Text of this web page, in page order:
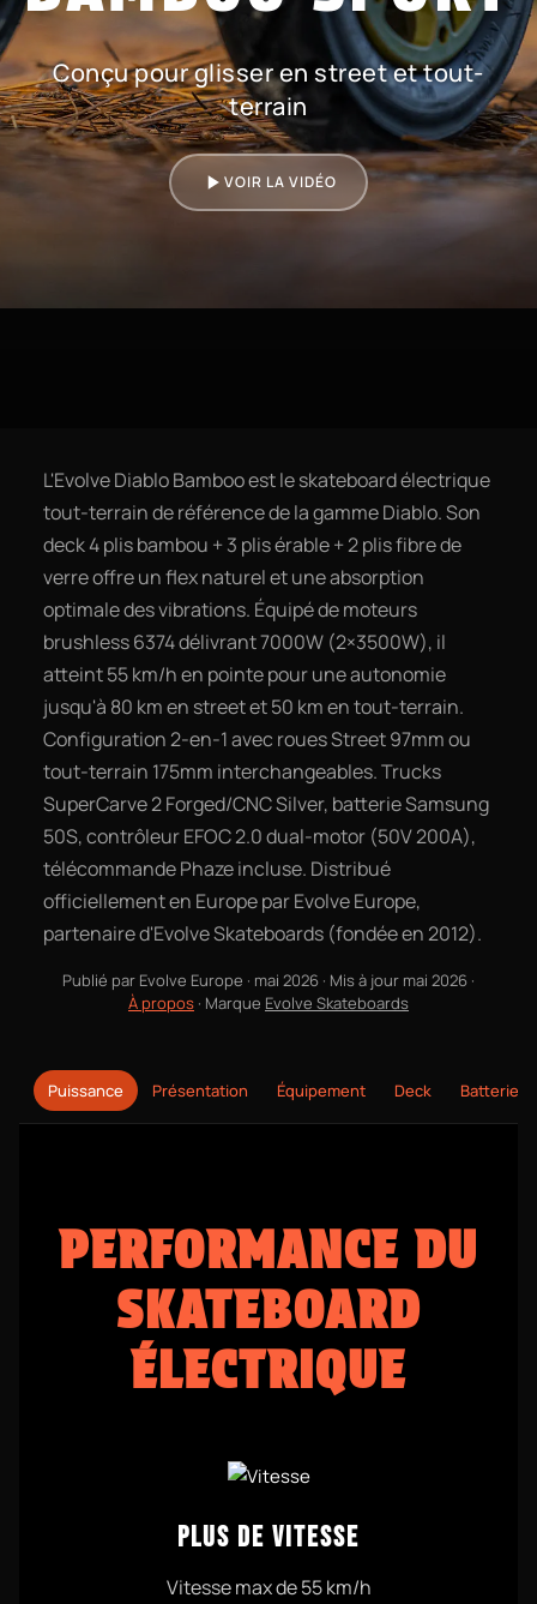
Conçu pour glisser en street et tout-
terrain
VOIR LA VIDÉO
L'Evolve Diablo Bamboo est le skateboard électrique
tout-terrain de référence de la gamme Diablo. Son
deck 4 plis bambou + 3 plis érable + 2 plis fibre de
verre offre un flex naturel et une absorption
optimale des vibrations. Équipé de moteurs
brushless 6374 délivrant 7000W (2×3500W), il
atteint 55 km/h en pointe pour une autonomie
jusqu'à 80 km en street et 50 km en tout-terrain.
Configuration 2-en-1 avec roues Street 97mm ou
tout-terrain 175mm interchangeables. Trucks
SuperCarve 2 Forged/CNC Silver, batterie Samsung
50S, contrôleur EFOC 2.0 dual-motor (50V 200A),
télécommande Phaze incluse. Distribué
officiellement en Europe par Evolve Europe,
partenaire d'Evolve Skateboards (fondée en 2012).
Publié par Evolve Europe · mai 2026 · Mis à jour mai 2026 ·
À propos · Marque Evolve Skateboards
Puissance Présentation Équipement Deck Batterie
PERFORMANCE DU
SKATEBOARD
ÉLECTRIQUE
PLUS DE VITESSE
Vitesse max de 55 km/h